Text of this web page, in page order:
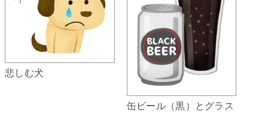
悲しむ犬
缶ビール（黒）とグラス